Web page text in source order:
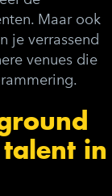
Maar ook
je verrassend
venues die
in